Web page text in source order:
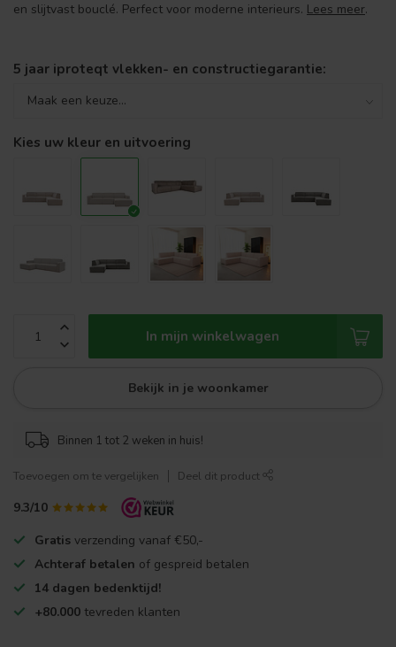
en slijtvast bouclé. Perfect voor moderne interieurs. Lees meer.
5 jaar iproteqt vlekken- en constructiegarantie:
Kies uw kleur en uitvoering
In mijn winkelwagen
Bekijk in je woonkamer
Binnen 1 tot 2 weken in huis!
Toevoegen om te vergelijken Deel dit product
9.3/10
Gratis verzending vanaf €50,-
Achteraf betalen of gespreid betalen
14 dagen bedenktijd!
+80.000 tevreden klanten